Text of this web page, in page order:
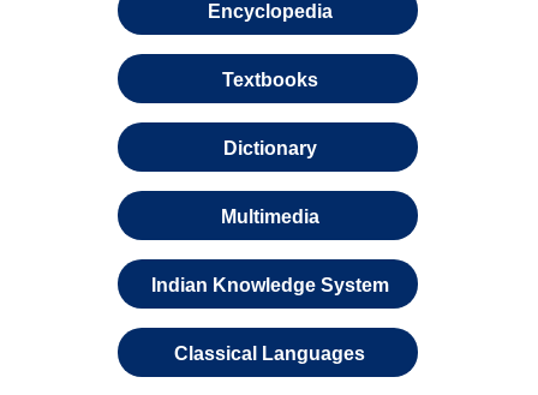
Encyclopedia
Textbooks
Dictionary
Multimedia
Indian Knowledge System
Classical Languages